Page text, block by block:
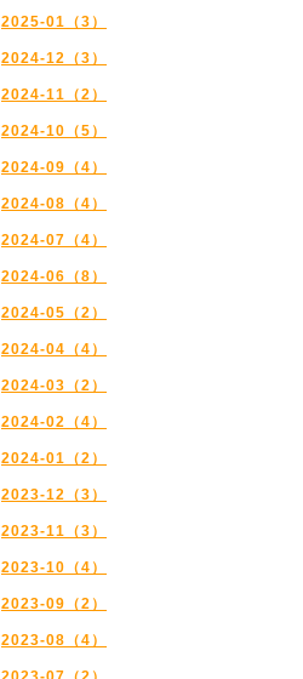
2025-01（3）
2024-12（3）
2024-11（2）
2024-10（5）
2024-09（4）
2024-08（4）
2024-07（4）
2024-06（8）
2024-05（2）
2024-04（4）
2024-03（2）
2024-02（4）
2024-01（2）
2023-12（3）
2023-11（3）
2023-10（4）
2023-09（2）
2023-08（4）